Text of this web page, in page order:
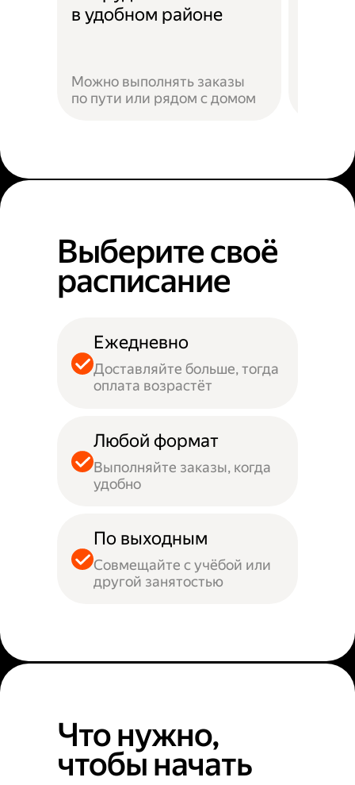
в удобном районе
Можно выполнять заказы
по пути или рядом с домом
Выберите своё
расписание
Ежедневно
Доставляйте больше, тогда
оплата возрастёт
Любой формат
Выполняйте заказы, когда
удобно
По выходным
Совмещайте с учёбой или
другой занятостью
Что нужно,
чтобы начать